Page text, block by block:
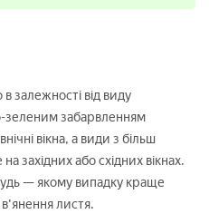
залежності від виду
забарвленням
вікна, а види з більш
західних або східних вікнах.
— якому випадку краще
листя.